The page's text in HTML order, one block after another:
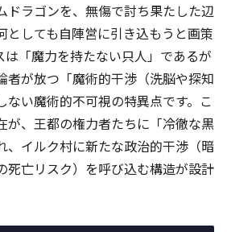
ドラゴンを、無傷で討ち果たした辺
としても自陣営に引き込もうと画策
は「魔力を持たない只人」であるが
者が放つ「魔術的干渉（洗脳や探知
ない魔術的不可視の特異点です。こ
が、王都の権力者たちに「冷徹な黒
、イルク村に新たな政治的干渉（暗
死亡リスク）を呼び込む構造が設計